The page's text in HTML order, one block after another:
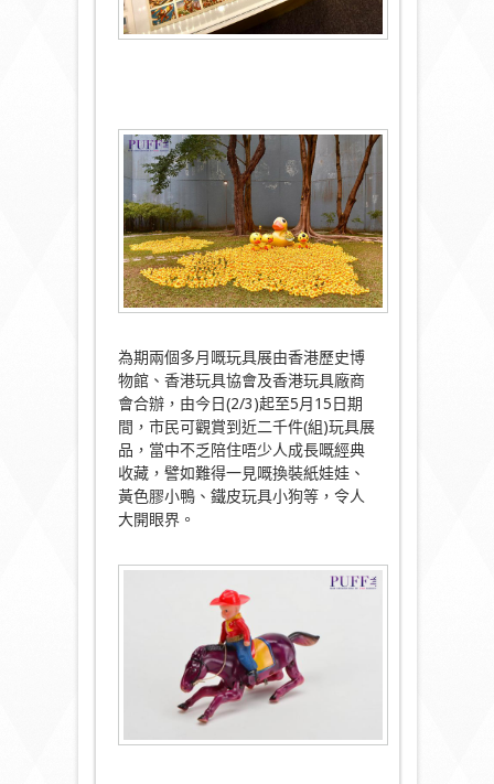
為期兩個多月嘅玩具展由香港歷史博
物館、香港玩具協會及香港玩具廠商
會合辦，由今日(2/3)起至5月15日期
間，市民可觀賞到近二千件(組)玩具展
品，當中不乏陪住唔少人成長嘅經典
收藏，譬如難得一見嘅換裝紙娃娃、
黃色膠小鴨、鐵皮玩具小狗等，令人
大開眼界。